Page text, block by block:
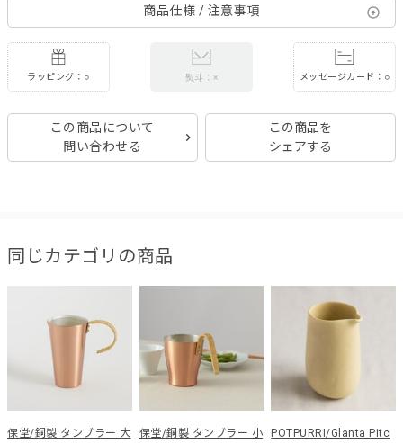
商品仕様 / 注意事項
ラッピング：○ 熨斗：× メッセージカード：○
この商品について
問い合わせる
この商品を
シェアする
同じカテゴリの商品
保堂/銅製 タンブラー 大 保堂/銅製 タンブラー 小
POTPURRI/Glanta Pitc